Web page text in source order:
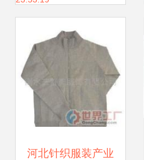
河北针织服装产业